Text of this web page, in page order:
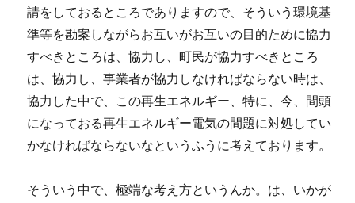
請をしておるところでありますので、そういう環境基
準等を勘案しながらお互いがお互いの目的ために協力
すべきところは、協力し、町民が協力すべきところ
は、協力し、事業者が協力しなければならない時は、
協力した中で、この再生エネルギー、特に、今、間頭
になっておる再生エネルギー電気の間題に対処してい
かなければならないなというふうに考えております。
そういう中で、極端な考え方というんか。は、いかが